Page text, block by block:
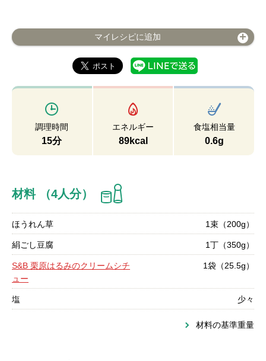
マイレシピに追加
調理時間
15分
エネルギー
89kcal
食塩相当量
0.6g
材料 （4人分）
ほうれん草 1束（200g）
絹ごし豆腐 1丁（350g）
S&B 栗原はるみのクリームシチ
ュー
1袋（25.5g）
塩 少々
材料の基準重量